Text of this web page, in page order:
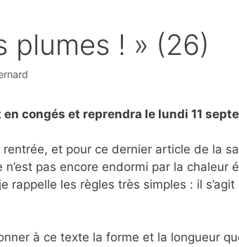
plumes ! » (26)
en congés et reprendra le lundi 11
et pour ce dernier article de la
n’est pas encore endormi par la chaleur
rappelle les règles très simples : il
à ce texte la forme et la longueur